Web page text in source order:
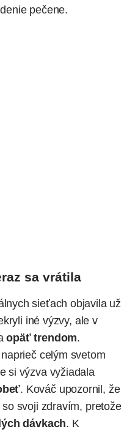
pečene.
sa vrátila
sieťach objavila už
iné výzvy, ale v
opäť trendom.
celým svetom
si výzva vyžiadala
. Kováč upozornil, že
svoji zdravím, pretože
dávkach. K